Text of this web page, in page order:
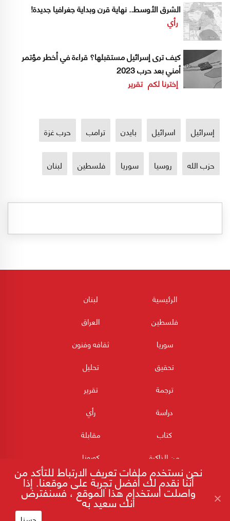
الشرق الأوسط.. نهاية قرن وبداية جغرافيا جديدة!
رأي
كيف ترى إسرائيل مستقبلها؟ قراءة في أخطر مؤتمر
أمني بعد حرب 2023
إخترنا لكم تقرير
إسرائيل اسرائيل بايدن ترامب حرب غزة
حزب الله روسيا سوريا فلسطين لبنان
الرئيسية
لبنان
فلسطين
العراق
سوريا
ثقافه وفنون
تحقيق
تحليل
ترجمة
تقرير
دراسة
رأي
كتاب
مقابلة
من الذاكرة
كورونا
نحن نستخدم ملفات تعريف الارتباط للتأكد من
أننا نقدم لك أفضل تجربة على موقعنا. إذا
واصلت استخدام هذا الموقع ، فسنفترض
أنك سعيد به